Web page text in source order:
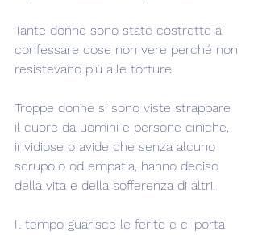
Tante donne sono state costrette a
confessare cose non vere perché non
resistevano più alle torture.
Troppe donne si sono viste strappare
il cuore da uomini e persone ciniche,
invidiose o avide che senza alcuno
scrupolo od empatia, hanno deciso
della vita e della sofferenza di altri.
Il tempo guarisce le ferite e ci porta